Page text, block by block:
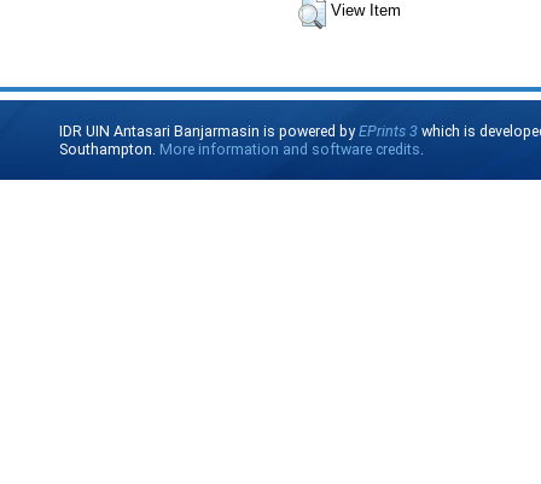
View Item
IDR UIN Antasari Banjarmasin is powered byEPrints 3 which is
Southampton. More information and software credits.